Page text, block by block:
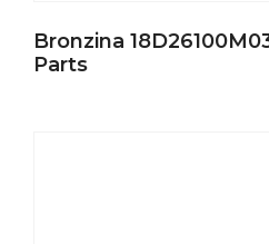
Bronzina
Parts